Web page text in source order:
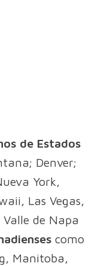
de Estados
Denver;
York,
Las Vegas,
Valle de Napa
como
Manitoba,